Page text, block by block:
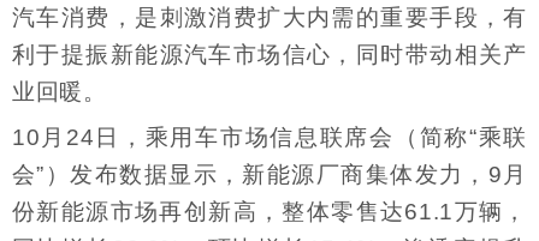
汽车消费，是刺激消费扩大内需的重要手段，有
利于提振新能源汽车市场信心，同时带动相关产
业回暖。
10月24日，乘用车市场信息联席会（简称“乘联
会”）发布数据显示，新能源厂商集体发力，9月
份新能源市场再创新高，整体零售达61.1万辆，